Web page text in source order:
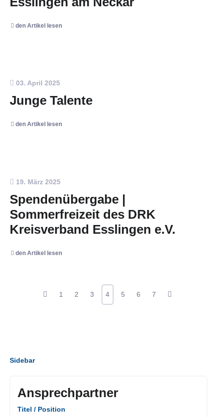
den Artikel lesen
03. April 2025
Junge Talente
den Artikel lesen
19. März 2025
Spendenübergabe |
Sommerfreizeit des DRK
Kreisverband Esslingen e.V.
den Artikel lesen
1 2 3 4 5 6 7
Sidebar
Ansprechpartner
Titel / Position